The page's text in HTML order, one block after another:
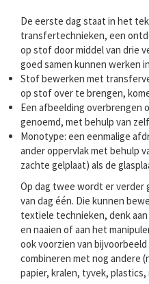
De eerste dag staat in het
transfertechnieken, een
op stof door middel van drie
goed samen kunnen werken
Stof bewerken met
op stof over te brengen,
Een afbeelding overbrengen
genoemd, met behulp van
Monotype: een eenmalige
ander oppervlak met behulp
zachte gelplaat) als de
Op dag twee wordt er verder
van dag één. Die kunnen
textiele technieken, denk
en naaien of aan het
ook voorzien van
combineren met nog andere
papier, kralen, tyvek,